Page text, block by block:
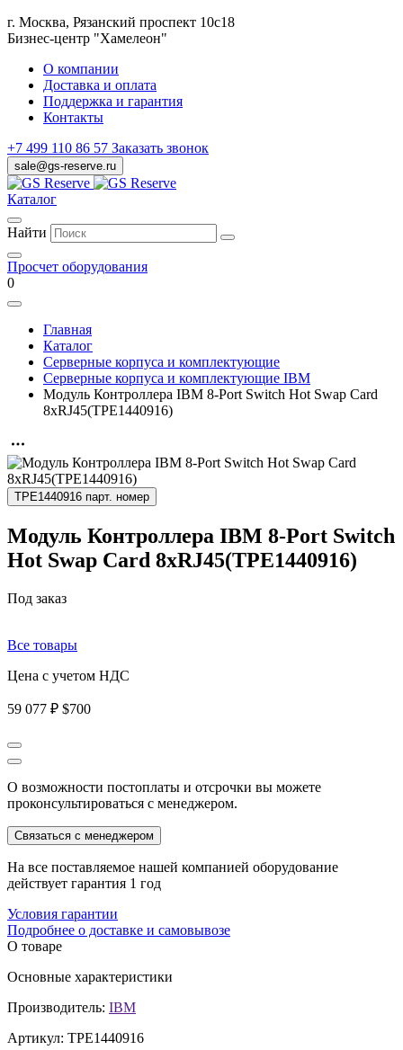
г. Москва, Рязанский проспект 10с18
Бизнес-центр "Хамелеон"
О компании
Доставка и оплата
Поддержка и гарантия
Контакты
+7 499 110 86 57 Заказать звонок
sale@gs-reserve.ru
Каталог
Найти
Просчет оборудования
0
Главная
Каталог
Серверные корпуса и комплектующие
Серверные корпуса и комплектующие IBM
Модуль Контроллера IBM 8-Port Switch Hot Swap Card
8xRJ45(TPE1440916)
TPE1440916 парт. номер
Модуль Контроллера IBM 8-Port Switch
Hot Swap Card 8xRJ45(TPE1440916)
Под заказ
Все товары
Цена с учетом НДС
59 077 ₽ $700
О возможности постоплаты и отсрочки вы можете
проконсультироваться с менеджером.
Связаться с менеджером
На все поставляемое нашей компанией оборудование
действует гарантия 1 год
Условия гарантии
Подробнее о доставке и самовывозе
О товаре
Основные характеристики
Производитель: IBM
Артикул: TPE1440916